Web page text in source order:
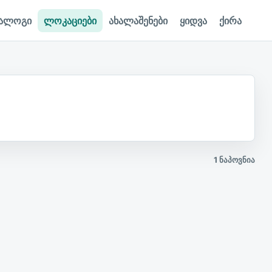
ლოკაციები ახალაშენები ყიდვა ქირა
1 ნაპოვნია